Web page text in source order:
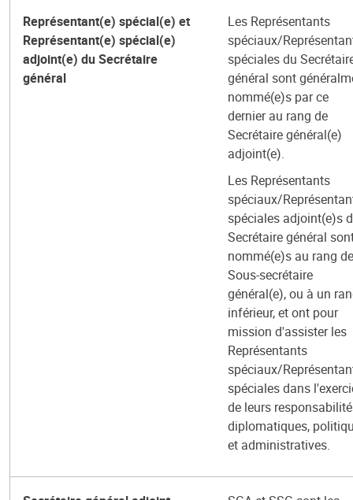
Représentant(e) spécial(e) et
Représentant(e) spécial(e)
adjoint(e) du Secrétaire
général
Les Représentants
spéciaux/
spéciales du
général sont
nommé(e)s par ce
dernier au rang de
Secrétaire général(e)
adjoint(e).
Les Représentants
spéciaux/
spéciales adjoint(e)s
Secrétaire général
nommé(e)s au rang de
Sous-secrétaire
général(e), ou à un
inférieur, et ont pour
mission d'assister les
Représentants
spéciaux/
spéciales dans
de leurs
diplomatiques,
et administratives.